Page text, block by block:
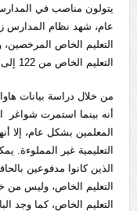
يتولون مناصب في
التعليم الخاص
التعليم الخاص من 122 إلى 69، وفقًا لبيانات الدولة.
أنه بينما استمرت شواغر
المعلمين بشكل عام، إلا
التعليمية غير المملوءة.
الذين كانوا مدفوعين
التعليم الخاص، وليس من
التعليم الخاص، كما وجد